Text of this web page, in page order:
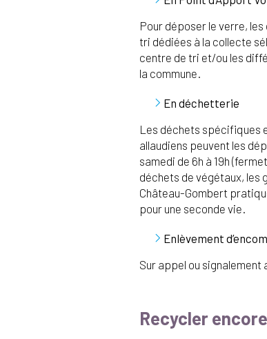
Pour déposer le verre,
tri dédiées à la collecte
centre de tri et/ou les
la commune.
En déchetterie
Les déchets spécifiques
allaudiens peuvent les
samedi de 6h à 19h
déchets de végétaux, les
Château-Gombert
pour une seconde vie.
Enlèvement
Sur appel ou signalement
Recycler